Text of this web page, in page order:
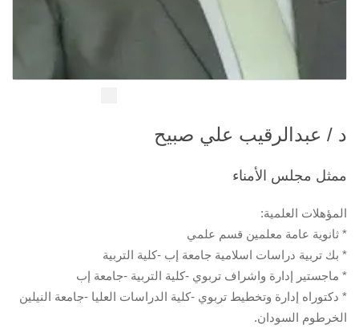
د / عبدالرقيب علي صبيح
ممثل مجلس الأمناء
المؤهلات العلمية:
* ثانوية عامة معلمين قسم علمي
* بك تربية دراسات اسلامية جامعة إب -كلية التربية
* ماجستير إدارة واشراف تربوي -كلية التربية -جامعة إب
* دكتوراه إدارة وتخطيط تربوي -كلية الدراسات العليا -جامعة النيلين
الخرطوم السودان.